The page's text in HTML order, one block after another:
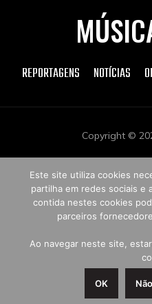
REPORTAGENS NOTÍCIAS
Copyright ©
Este site utiliza cookies
partilha em redes sociais e
contida nestes cookies
parceiros
Ao navegar neste site,
OK Não